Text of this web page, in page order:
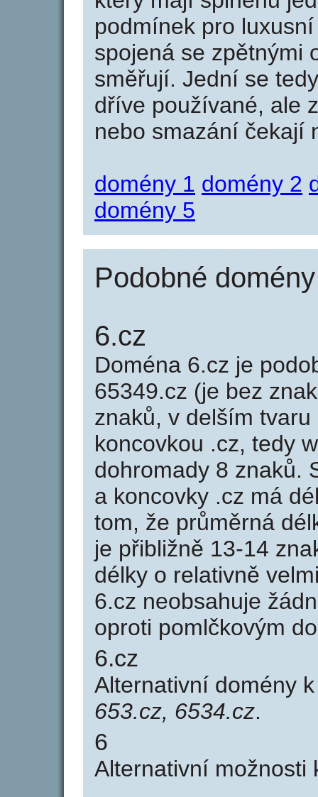
podmínek pro
spojená se zpětnými
směřují. Jední se
dříve používané, ale
nebo smazání čekají
domény 1 domény 2
domény 5
Podobné
6.cz
Doména 6.cz je
65349.cz (je bez
znaků, v delším
koncovkou .cz, tedy
dohromady 8 znaků.
a koncovky .cz má
tom, že průměrná
je přibližně 13-14
délky o relativně
6.cz neobsahuje
oproti pomlčkovým
6.cz
Alternativní domény
653.cz, 6534.cz.
6
Alternativní možnosti